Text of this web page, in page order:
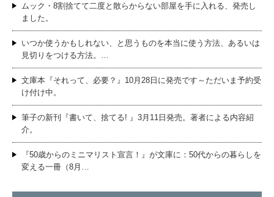
ムック・8割捨てて二度と散らからない部屋を手に入れる、発売し
ました。
いつか使うかもしれない、と思うものを本当に使う方法、あるいは
見切りをつける方法。…
文庫本『それって、必要？』10月28日に発売です～ただいま予約受
け付け中。
筆子の新刊『書いて、捨てる! 』3月11日発売。著者による内容紹
介。
『50歳からのミニマリスト宣言！』が文庫に：50代からの暮らしを
変える一冊（8月…